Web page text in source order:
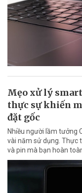
Mẹo xử lý
thực sự khiến
đặt gốc
Nhiều người lầm tưởng
vài năm sử dụng. Thực
và pin mà bạn hoàn